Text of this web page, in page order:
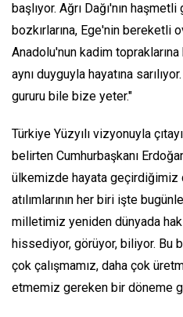
başlıyor. Ağrı Dağı'nın
bozkırlarına, Ege'nin bereketli
Anadolu'nun kadim
aynı duyguyla hayatına
gururu bile bize yeter."
Türkiye Yüzyılı vizyonuyla
belirten Cumhurbaşkanı
ülkemizde hayata geçirdiğimiz
atılımlarının her biri işte
milletimiz yeniden dünyada
hissediyor, görüyor, biliyor. Bu
çok çalışmamız, daha çok
etmemiz gereken bir döneme